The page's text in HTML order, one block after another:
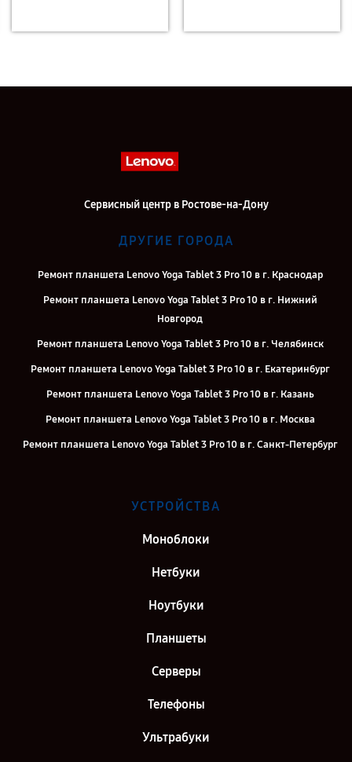
Сервисный центр в Ростове-на-Дону
ДРУГИЕ ГОРОДА
Ремонт планшета Lenovo Yoga Tablet 3 Pro 10 в г. Краснодар
Ремонт планшета Lenovo Yoga Tablet 3 Pro 10 в г. Нижний
Новгород
Ремонт планшета Lenovo Yoga Tablet 3 Pro 10 в г. Челябинск
Ремонт планшета Lenovo Yoga Tablet 3 Pro 10 в г. Екатеринбург
Ремонт планшета Lenovo Yoga Tablet 3 Pro 10 в г. Казань
Ремонт планшета Lenovo Yoga Tablet 3 Pro 10 в г. Москва
Ремонт планшета Lenovo Yoga Tablet 3 Pro 10 в г. Санкт-Петербург
УСТРОЙСТВА
Моноблоки
Нетбуки
Ноутбуки
Планшеты
Серверы
Телефоны
Ультрабуки